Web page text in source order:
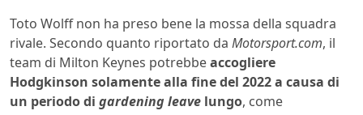
Toto Wolff non ha preso bene la mossa della squadra
rivale. Secondo quanto riportato da Motorsport.com, il
team di Milton Keynes potrebbeaccogliere
Hodgkinson solamente alla fine del 2022 a causa di
un periodo di gardening leave lungo, come